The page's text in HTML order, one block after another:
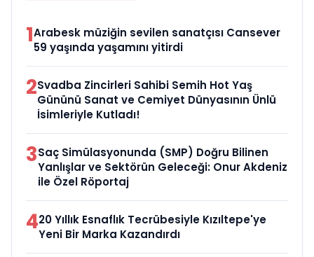
1Arabesk müziğin sevilen sanatçısı Cansever
59 yaşında yaşamını yitirdi
2Svadba Zincirleri Sahibi Semih Hot Yaş
Gününü Sanat ve Cemiyet Dünyasının Ünlü
İsimleriyle Kutladı!
3Saç Simülasyonunda (SMP) Doğru Bilinen
Yanlışlar ve Sektörün Geleceği: Onur Akdeniz
ile Özel Röportaj
420 Yıllık Esnaflık Tecrübesiyle Kızıltepe'ye
Yeni Bir Marka Kazandırdı